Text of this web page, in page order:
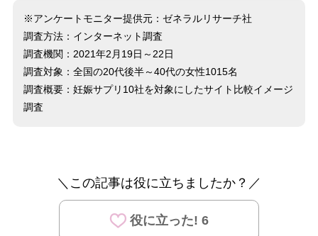
※アンケートモニター提供元：ゼネラルリサーチ社
調査方法：インターネット調査
調査機関：2021年2月19日～22日
調査対象：全国の20代後半～40代の女性1015名
調査概要：妊娠サプリ10社を対象にしたサイト比較イメージ
調査
＼この記事は役に立ちましたか？／
役に立った! 6